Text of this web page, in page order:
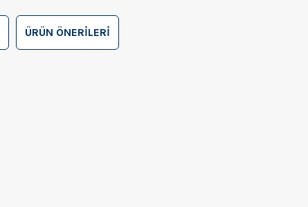
ÜRÜN ÖNERILERI